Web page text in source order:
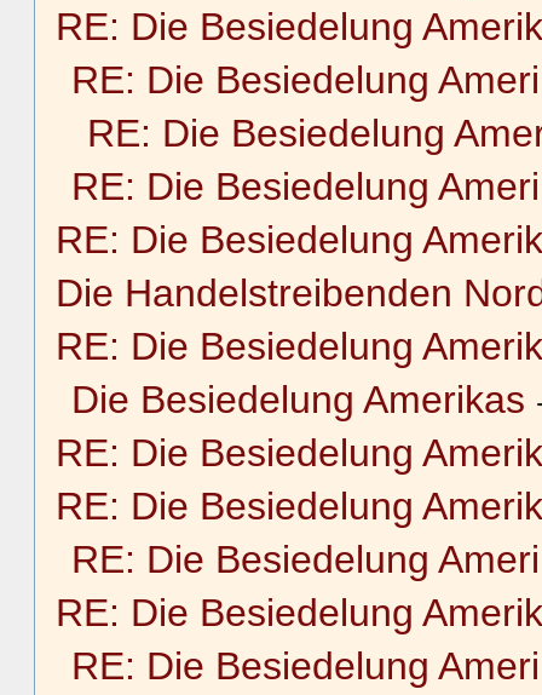
RE: Die Besiedelung
RE: Die Besiedelung
RE: Die Besiedelung
RE: Die Besiedelung
RE: Die Besiedelung
Die Handelstreibenden
RE: Die Besiedelung
Die Besiedelung Amerikas
RE: Die Besiedelung
RE: Die Besiedelung
RE: Die Besiedelung
RE: Die Besiedelung
RE: Die Besiedelung